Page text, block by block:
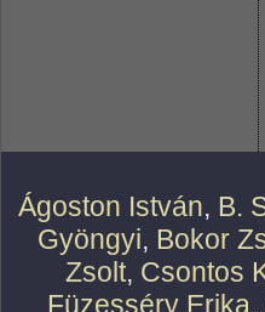
Ágoston István, B.
Gyöngyi, Bokor
Zsolt, Csontos
Füzesséry Erika,